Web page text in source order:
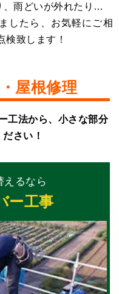
、⾬どいが外れたり…
したら、お気軽にご相
検致します！
屋根修理
工法から、⼩さな部分
さい！
えるなら
ー工事